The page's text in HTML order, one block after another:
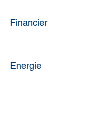
Financier
Energie